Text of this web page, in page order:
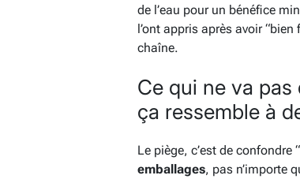
de l’eau pour un bénéfice
l’ont appris après avoir
chaîne.
Ce qui ne va pas
ça ressemble à
Le piège, c’est de confondre
emballages, pas n’importe